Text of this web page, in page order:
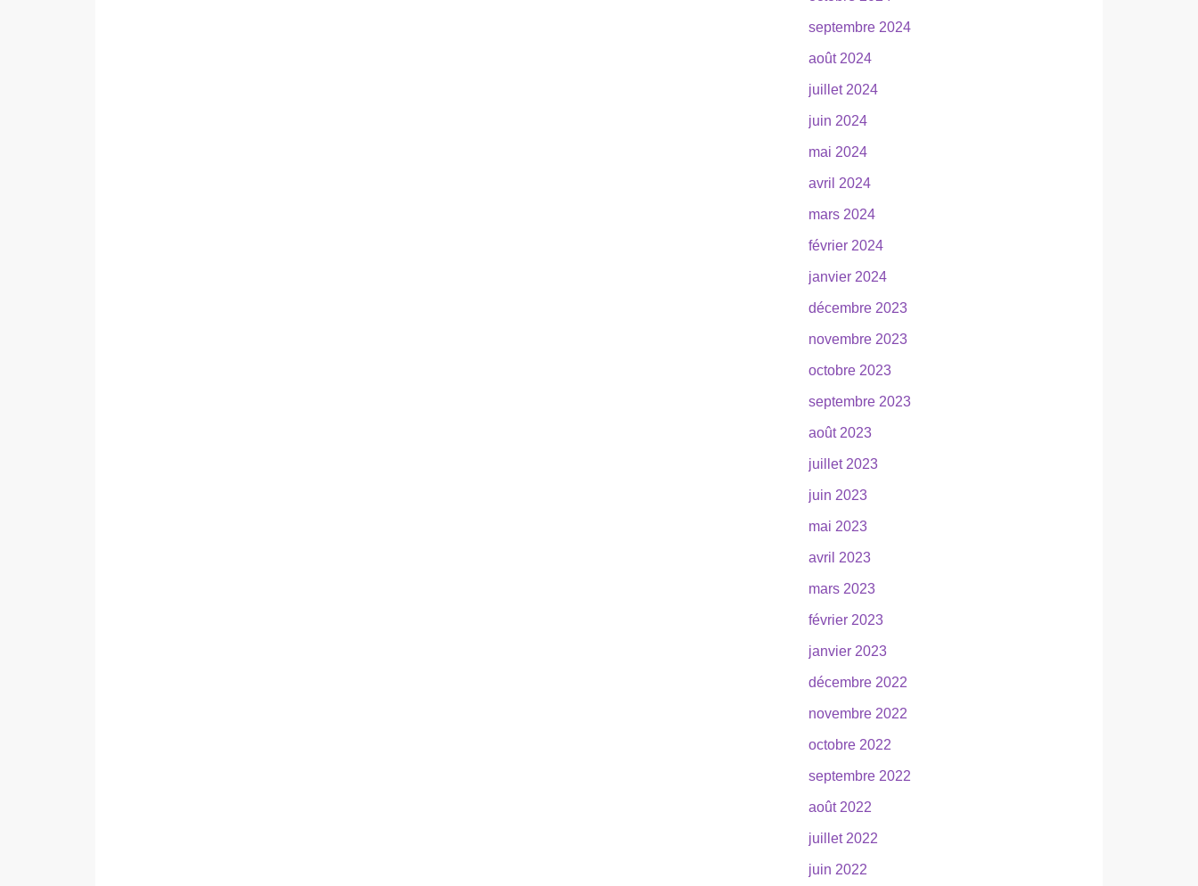
septembre 2024
août 2024
juillet 2024
juin 2024
mai 2024
avril 2024
mars 2024
février 2024
janvier 2024
décembre 2023
novembre 2023
octobre 2023
septembre 2023
août 2023
juillet 2023
juin 2023
mai 2023
avril 2023
mars 2023
février 2023
janvier 2023
décembre 2022
novembre 2022
octobre 2022
septembre 2022
août 2022
juillet 2022
juin 2022